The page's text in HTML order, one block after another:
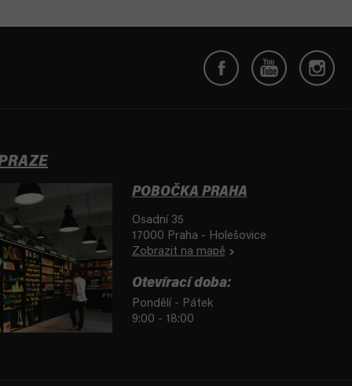
POBOČKA PRAHA
Osadní 35
17000 Praha - Holešovice
Zobrazit na mapě
Otevírací doba:
Pondělí - Pátek
9:00 - 18:00